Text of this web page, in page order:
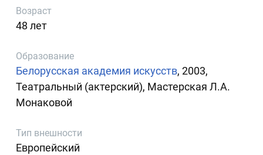
Возраст
48 лет
Образование
Белорусская академия искусств, 2003,
Театральный (актерский), Мастерская Л.А.
Монаковой
Тип внешности
Европейский